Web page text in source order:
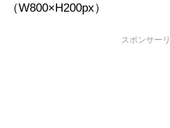
（W800×H200px）
スポンサー